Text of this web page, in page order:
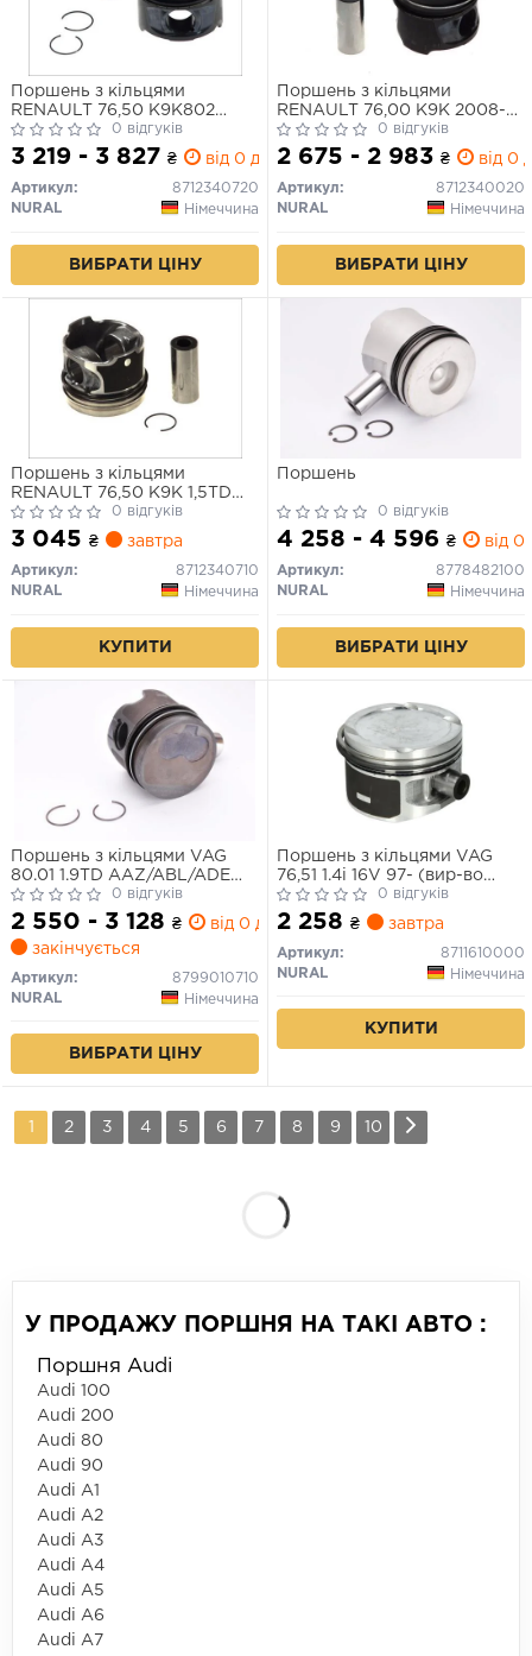
Поршень з кільцями
RENAULT 76,50 K9K802
2008- (вир-во NURAL)
0 відгуків
3 219 - 3 827 ₴ від 0 дн.
Артикул:
8712340720
NURAL
Німеччина
ВИБРАТИ ЦІНУ
Поршень з кільцями
RENAULT 76,00 K9K 2008-
(вир-во KS)
0 відгуків
2 675 - 2 983 ₴ від 0
Артикул:
8712340020
NURAL
Німеччина
ВИБРАТИ ЦІНУ
Поршень з кільцями
RENAULT 76,50 K9K 1,5TD
d26 (вир-во NURAL)
0 відгуків
3 045 ₴ завтра
Артикул:
8712340710
NURAL
Німеччина
КУПИТИ
Поршень
0 відгуків
4 258 - 4 596 ₴ від 0
Артикул:
8778482100
NURAL
Німеччина
ВИБРАТИ ЦІНУ
Поршень з кільцями VAG
80.01 1.9TD AAZ/ABL/ADE
(вир-во NURAL)0 відгуків
2 550 - 3 128 ₴
від 0 дн.
закінчується
Артикул:
8799010710
NURAL
Німеччина
ВИБРАТИ ЦІНУ
Поршень з кільцями VAG
76,51 1.4i 16V 97- (вир-во
NURAL)
0 відгуків
2 258 ₴ завтра
Артикул:
8711610000
NURAL
Німеччина
КУПИТИ
1 2 3 4 5 6 7 8 9 10
У ПРОДАЖУ ПОРШНЯ НА ТАКІ АВТО :
Поршня Audi
Audi 100
Audi 200
Audi 80
Audi 90
Audi A1
Audi A2
Audi A3
Audi A4
Audi A5
Audi A6
Audi A7